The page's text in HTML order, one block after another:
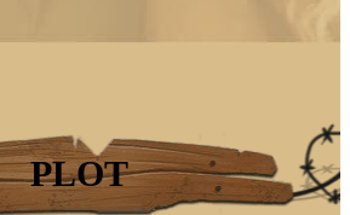
PLOT